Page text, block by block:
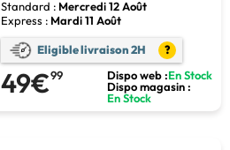
Standard : Mercredi 12 Août
Express : Mardi 11 Août
Eligible livraison 2H ?
49€99 Dispo web :En Stock
Dispo magasin :
En Stock